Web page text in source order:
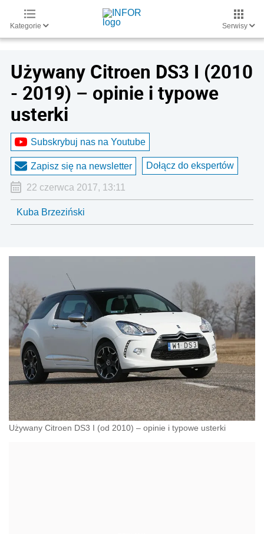
Kategorie Serwisy
Używany Citroen DS3 I (2010
- 2019) – opinie i typowe
usterki
Subskrybuj nas na Youtube
Zapisz się na newsletter Dołącz do ekspertów
22 czerwca 2017, 13:11
Kuba Brzeziński
Używany Citroen DS3 I (od 2010) – opinie i typowe usterki